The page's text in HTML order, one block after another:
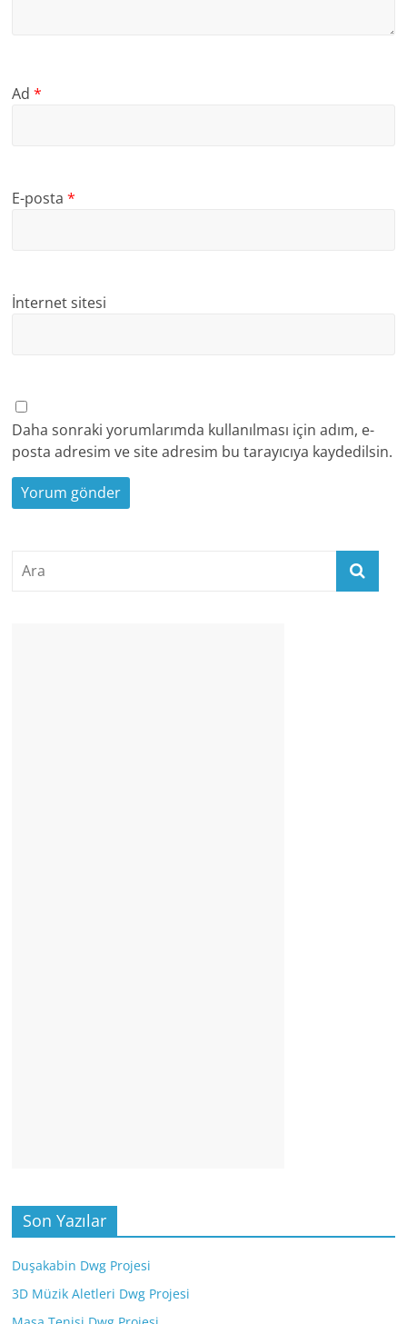
Ad*
E-posta*
İnternet sitesi
Daha sonraki yorumlarımda kullanılması için adım, e-
posta adresim ve site adresim bu tarayıcıya kaydedilsin.
Son Yazılar
Duşakabin Dwg Projesi
3D Müzik Aletleri Dwg Projesi